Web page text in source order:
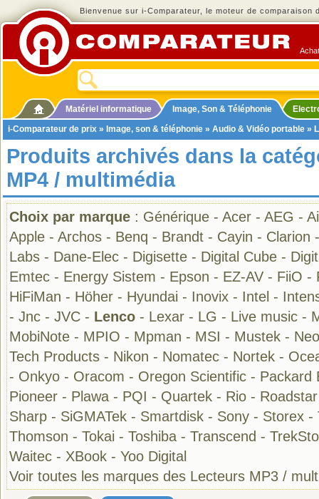
Bienvenue sur i-Comparateur, le moteur de comparaison
Matériel informatique Image, Son & Téléphonie
i-Comparateur de prix » Image, son & téléphonie » Audio & Vidéo portable »
Produits archivés dans la
MP4 / multimédia
Choix par marque : Générique - Acer - AEG -
Apple - Archos - Benq - Brandt - Cayin - Clarion
Labs - Dane-Elec - Digisette - Digital Cube -
Emtec - Energy Sistem - Epson - EZ-AV - FiiO -
HiFiMan - Höher - Hyundai - Inovix - Intel -
- Jnc - JVC - Lenco - Lexar - LG - Live music -
MobiNote - MPIO - Mpman - MSI - Mustek - Neo
Tech Products - Nikon - Nomatec - Nortek -
- Onkyo - Oracom - Oregon Scientific - Packard
Pioneer - Plawa - PQI - Quartek - Rio - Roadstar
Sharp - SiGMATek - Smartdisk - Sony - Storex -
Thomson - Tokai - Toshiba - Transcend -
Waitec - XBook - Yoo Digital
Voir toutes les marques des Lecteurs MP3 /